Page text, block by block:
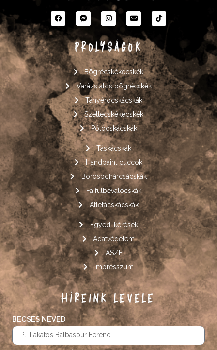
PROLYSÁGOK
Bögrécskékecskék
Varázslatos bögrécskék
Tányérocskácskák
Szettecskékecskék
Pólócskácskák
Táskácskák
Handpaint cuccok
Borospohárcsácskák
Fa fülbevalócskák
Atlétácskácskák
Egyedi kérések
Adatvédelem
ÁSZF
Impresszum
HÍREINK LEVELE
BECSES NEVED